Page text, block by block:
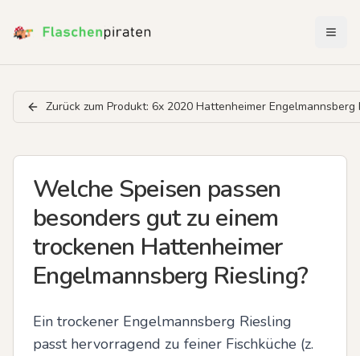
Zurück zum Produkt: 6x 2020 Hattenheimer Engelmannsberg
Welche Speisen passen
besonders gut zu einem
trockenen Hattenheimer
Engelmannsberg Riesling?
Ein trockener Engelmannsberg Riesling
passt hervorragend zu feiner Fischküche (z.